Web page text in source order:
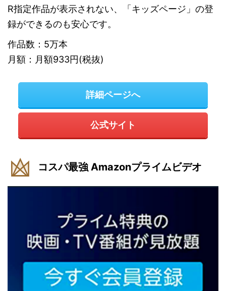
R指定作品が表示されない、「キッズページ」の登
録ができるのも安心です。
作品数：5万本
月額：月額933円(税抜)
詳細ページへ
公式サイト
コスパ最強 Amazonプライムビデオ